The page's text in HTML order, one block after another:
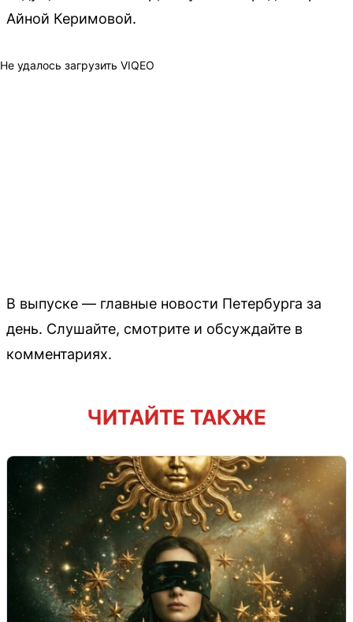
Айной Керимовой.
Не удалось загрузить VIQEO
В выпуске — главные новости Петербурга за
день. Слушайте, смотрите и обсуждайте в
комментариях.
ЧИТАЙТЕ ТАКЖЕ